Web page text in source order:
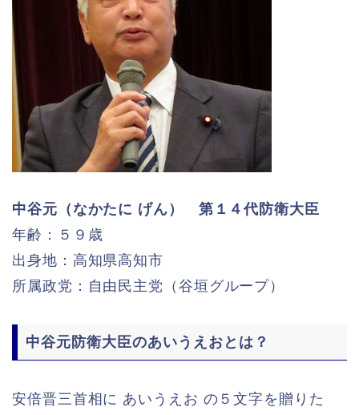
中谷元（なかたに げん） 第１４代防衛大臣
年齢：５９歳
出身地：高知県高知市
所属政党：自由民主党（谷垣グループ）
中谷元防衛大臣のあいうえおとは？
安倍晋三首相に あいうえお の５文字を贈りた